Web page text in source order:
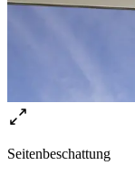
Seitenbeschattung